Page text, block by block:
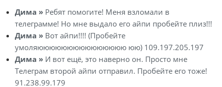
Дима » Ребят помогите! Меня взломали в
телеграмме! Но мне выдало его айпи пробейте плиз!!!
Дима » Вот айпи!!!! (Пробейте
умоляююююююююююююююю юю) 109.197.205.197
Дима » И вот ещё, это наверно он. Просто мне
Телеграм второй айпи отправил. Пробейте его тоже!
91.238.99.179